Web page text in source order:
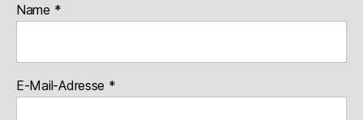
Name *
E-Mail-Adresse *